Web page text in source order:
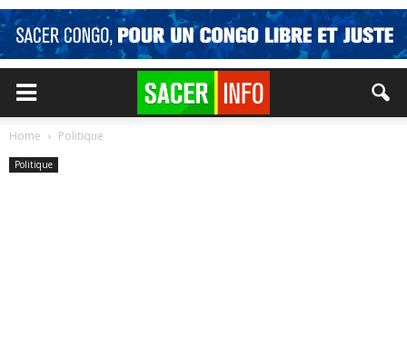
Home Politique
Politique